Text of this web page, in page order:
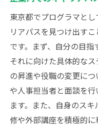
東京都でプログラマと
リアパスを見つけ出す
です。まず、自分の目指
それに向けた具体的な
の昇進や役職の変更に
や人事担当者と面談を
ます。また、自身のス
修や外部講座を積極的